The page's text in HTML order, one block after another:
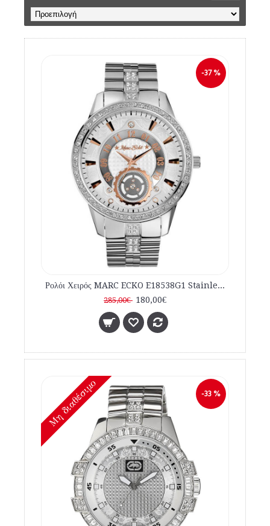
-37 %
Ρολόι Χειρός MARC ECKO E18538G1 Stainless Steel Bracelet
285,00€ 180,00€
-33 %
Mη διαθέσιμο